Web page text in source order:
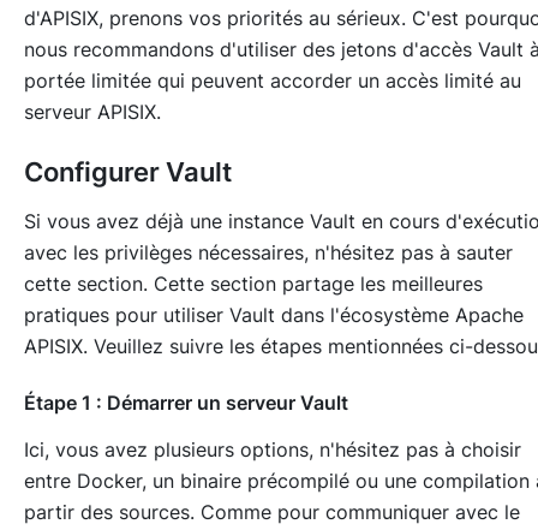
d'APISIX, prenons vos priorités au sérieux. C'est
nous recommandons d'utiliser des jetons d'accès Vault
portée limitée qui peuvent accorder un accès limité au
serveur APISIX.
Configurer Vault
Si vous avez déjà une instance Vault en cours
avec les privilèges nécessaires, n'hésitez pas à sauter
cette section. Cette section partage les meilleures
pratiques pour utiliser Vault dans l'écosystème Apache
APISIX. Veuillez suivre les étapes mentionnées ci-
Étape 1 : Démarrer un serveur Vault
Ici, vous avez plusieurs options, n'hésitez pas à choisir
entre Docker, un binaire précompilé ou une compilation
partir des sources. Comme pour communiquer avec le